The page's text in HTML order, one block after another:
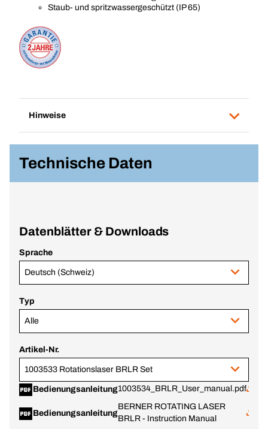
Staub- und spritzwassergeschützt (IP 65)
Hinweise
Technische Daten
Datenblätter & Downloads
Sprache
Deutsch (Schweiz)
Typ
Alle
Artikel-Nr.
1003533 Rotationslaser BRLR Set
Bedienungsanleitung1003534_BRLR_User_manual.pdf
Bedienungsanleitung
BERNER ROTATING LASER
BRLR - Instruction Manual